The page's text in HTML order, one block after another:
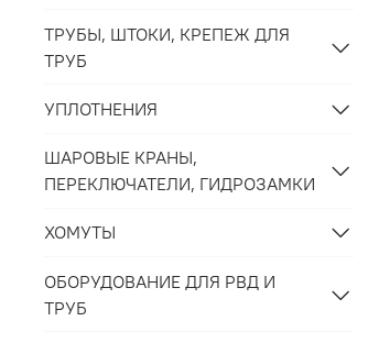
ТРУБЫ, ШТОКИ, КРЕПЕЖ ДЛЯ
ТРУБ
УПЛОТНЕНИЯ
ШАРОВЫЕ КРАНЫ,
ПЕРЕКЛЮЧАТЕЛИ, ГИДРОЗАМКИ
ХОМУТЫ
ОБОРУДОВАНИЕ ДЛЯ РВД И
ТРУБ